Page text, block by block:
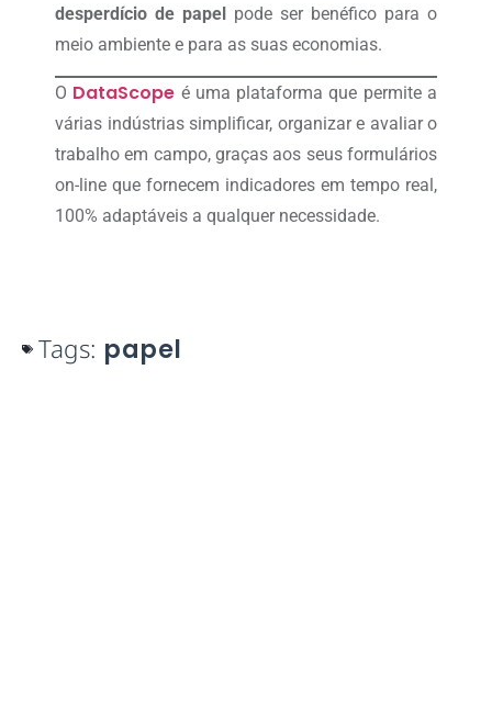
desperdício de papel pode ser benéfico para o
meio ambiente e para as suas economias.
O DataScope é uma plataforma que permite a
várias indústrias simplificar, organizar e avaliar o
trabalho em campo, graças aos seus formulários
on-line que fornecem indicadores em tempo real,
100% adaptáveis a qualquer necessidade.
Tags: papel